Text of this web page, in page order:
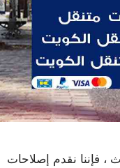
، فإننا نقدم إصلاحات